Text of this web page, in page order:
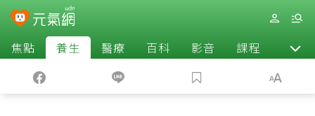
焦點 養生 醫療 百科 影音 課程 退休